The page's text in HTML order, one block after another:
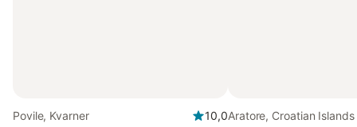
Povile, Kvarner
10,0Aratore, Croatian Islands